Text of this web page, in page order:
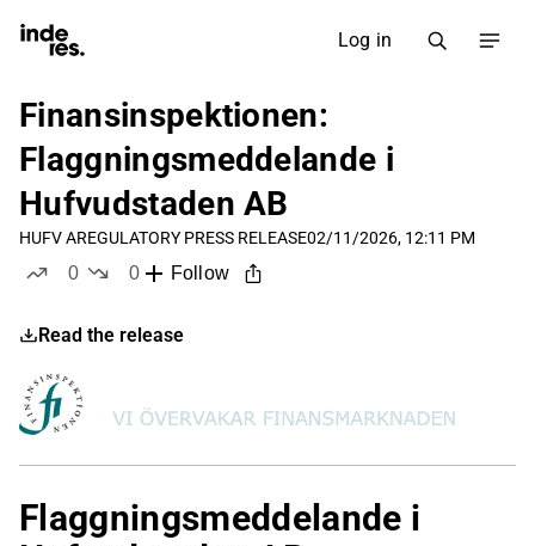
Log in
Finansinspektionen:
Flaggningsmeddelande i
Hufvudstaden AB
HUFV AREGULATORY PRESS RELEASE02/11/2026, 12:11 PM
0
0
Follow
Read the release
Flaggningsmeddelande i